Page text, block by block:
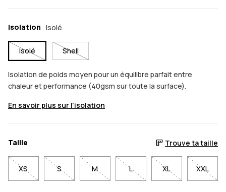
Isolation Isolé
Isolé Shell
Isolation de poids moyen pour un équilibre parfait entre
chaleur et performance (40gsm sur toute la surface).
En savoir plus sur l'isolation
Taille Trouve ta taille
XS S M L XL XXL